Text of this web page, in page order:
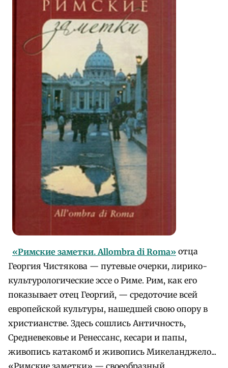
«Римские заметки. Allombra di Roma» отца
Георгия Чистякова — путевые очерки, лирико-
культурологические эссе о Риме. Рим, как его
показывает отец Георгий, — средоточие всей
европейской культуры, нашедшей свою опору в
христианстве. Здесь сошлись Античность,
Средневековье и Ренессанс, кесари и папы,
живопись катакомб и живопись Микеланджело...
«Римские заметки» — своеобразный